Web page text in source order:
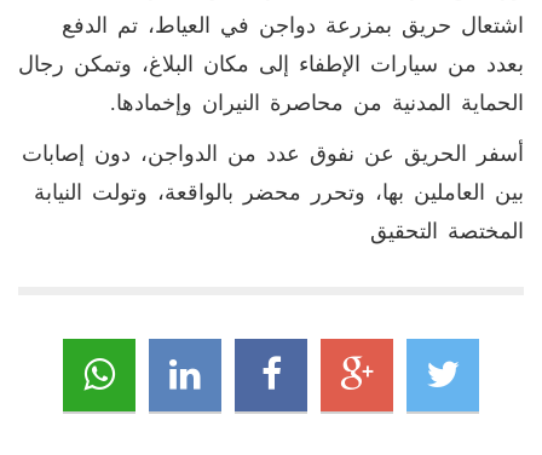
اشتعال حريق بمزرعة دواجن في العياط، تم الدفع
بعدد من سيارات الإطفاء إلى مكان البلاغ، وتمكن رجال
الحماية المدنية من محاصرة النيران وإخمادها.
أسفر الحريق عن نفوق عدد من الدواجن، دون إصابات
بين العاملين بها، وتحرر محضر بالواقعة، وتولت النيابة
المختصة التحقيق